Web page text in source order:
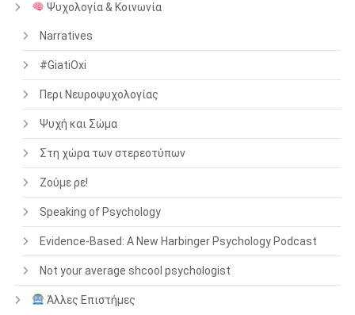
Ψυχολογία & Κοινωνία
Narratives
#GiatiOxi
Περι Νευροψυχολογίας
Ψυχή και Σώμα
Στη χώρα των στερεοτύπων
Ζούμε ρε!
Speaking of Psychology
Evidence-Based: A New Harbinger Psychology Podcast
Not your average shcool psychologist
Άλλες Επιστήμες